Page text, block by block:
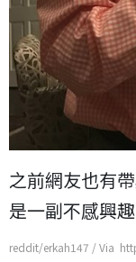
之前網友也有
是一副不感興
reddit/erkah147 / Via